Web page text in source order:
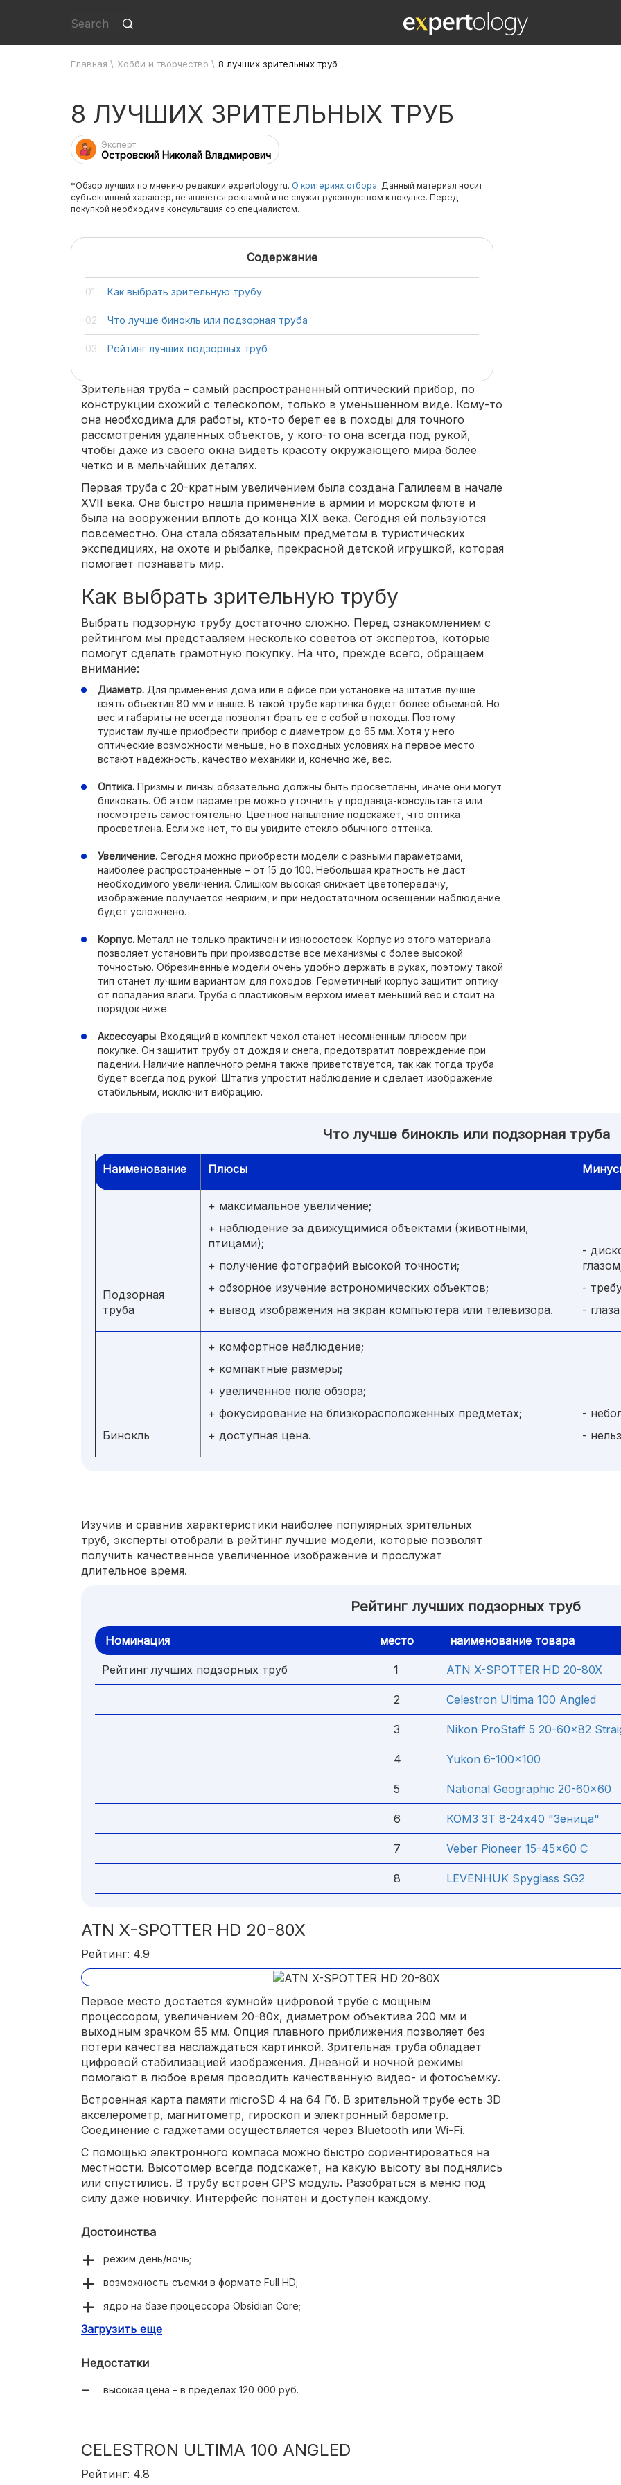
Главная \ Хобби и творчество \ 8 лучших зрительных труб
8 ЛУЧШИХ ЗРИТЕЛЬНЫХ ТРУБ
Эксперт
Островский Николай Владмирович
*Обзор лучших по мнению редакции expertology.ru. О критериях отбора. Данный материал носит
субъективный характер, не является рекламой и не служит руководством к покупке. Перед
покупкой необходима консультация со специалистом.
Содержание
Как выбрать зрительную трубу
Что лучше бинокль или подзорная труба
Рейтинг лучших подзорных труб
Зрительная труба – самый распространенный оптический прибор, по
конструкции схожий с телескопом, только в уменьшенном виде. Кому-то
она необходима для работы, кто-то берет ее в походы для точного
рассмотрения удаленных объектов, у кого-то она всегда под рукой,
чтобы даже из своего окна видеть красоту окружающего мира более
четко и в мельчайших деталях.
Первая труба с 20-кратным увеличением была создана Галилеем в начале
XVII века. Она быстро нашла применение в армии и морском флоте и
была на вооружении вплоть до конца XIX века. Сегодня ей пользуются
повсеместно. Она стала обязательным предметом в туристических
экспедициях, на охоте и рыбалке, прекрасной детской игрушкой, которая
помогает познавать мир.
Как выбрать зрительную трубу
Выбрать подзорную трубу достаточно сложно. Перед ознакомлением с
рейтингом мы представляем несколько советов от экспертов, которые
помогут сделать грамотную покупку. На что, прежде всего, обращаем
внимание:
Диаметр. Для применения дома или в офисе при установке на штатив лучше
взять объектив 80 мм и выше. В такой трубе картинка будет более объемной. Но
вес и габариты не всегда позволят брать ее с собой в походы. Поэтому
туристам лучше приобрести прибор с диаметром до 65 мм. Хотя у него
оптические возможности меньше, но в походных условиях на первое место
встают надежность, качество механики и, конечно же, вес.
Оптика. Призмы и линзы обязательно должны быть просветлены, иначе они могут
бликовать. Об этом параметре можно уточнить у продавца-консультанта или
посмотреть самостоятельно. Цветное напыление подскажет, что оптика
просветлена. Если же нет, то вы увидите стекло обычного оттенка.
Увеличение. Сегодня можно приобрести модели с разными параметрами,
наиболее распространенные − от 15 до 100. Небольшая кратность не даст
необходимого увеличения. Слишком высокая снижает цветопередачу,
изображение получается неярким, и при недостаточном освещении наблюдение
будет усложнено.
Корпус. Металл не только практичен и износостоек. Корпус из этого материала
позволяет установить при производстве все механизмы с более высокой
точностью. Обрезиненные модели очень удобно держать в руках, поэтому такой
тип станет лучшим вариантом для походов. Герметичный корпус защитит оптику
от попадания влаги. Труба с пластиковым верхом имеет меньший вес и стоит на
порядок ниже.
Аксессуары. Входящий в комплект чехол станет несомненным плюсом при
покупке. Он защитит трубу от дождя и снега, предотвратит повреждение при
падении. Наличие наплечного ремня также приветствуется, так как тогда труба
будет всегда под рукой. Штатив упростит наблюдение и сделает изображение
стабильным, исключит вибрацию.
Что лучше бинокль или подзорная труба
Наименование Плюсы
Подзорная
труба
+ максимальное увеличение;
+ наблюдение за движущимися объектами (животными,
птицами);
+ получение фотографий высокой точности;
+ обзорное изучение астрономических объектов;
+ вывод изображения на экран компьютера или телевизора.
-
-
-
Бинокль
+ комфортное наблюдение;
+ компактные размеры;
+ увеличенное поле обзора;
+ фокусирование на близкорасположенных предметах;
+ доступная цена.
-
-
Изучив и сравнив характеристики наиболее популярных зрительных
труб, эксперты отобрали в рейтинг лучшие модели, которые позволят
получить качественное увеличенное изображение и прослужат
длительное время.
Рейтинг лучших подзорных труб
Номинация место наименование товара
Рейтинг лучших подзорных труб 1 ATN X-SPOTTER HD 20-80X
2 Celestron Ultima 100 Angled
3 Nikon ProStaff 5 20-60x82
4 Yukon 6-100x100
5 National Geographic 20-60x60
6 КОМЗ ЗТ 8-24х40 "Зеница"
7 Veber Pioneer 15-45x60 C
8 LEVENHUK Spyglass SG2
ATN X-SPOTTER HD 20-80X
Рейтинг: 4.9
Первое место достается «умной» цифровой трубе с мощным
процессором, увеличением 20-80х, диаметром объектива 200 мм и
выходным зрачком 65 мм. Опция плавного приближения позволяет без
потери качества наслаждаться картинкой. Зрительная труба обладает
цифровой стабилизацией изображения. Дневной и ночной режимы
помогают в любое время проводить качественную видео- и фотосъемку.
Встроенная карта памяти microSD 4 на 64 Гб. В зрительной трубе есть 3D
акселерометр, магнитометр, гироскоп и электронный барометр.
Соединение с гаджетами осуществляется через Bluetooth или Wi-Fi.
С помощью электронного компаса можно быстро сориентироваться на
местности. Высотомер всегда подскажет, на какую высоту вы поднялись
или спустились. В трубу встроен GPS модуль. Разобраться в меню под
силу даже новичку. Интерфейс понятен и доступен каждому.
Достоинства
режим день/ночь;
возможность съемки в формате Full HD;
ядро на базе процессора Obsidian Core;
максимальный набор опций;
Загрузить еще
Недостатки
высокая цена – в пределах 120 000 руб.
CELESTRON ULTIMA 100 ANGLED
Рейтинг: 4.8